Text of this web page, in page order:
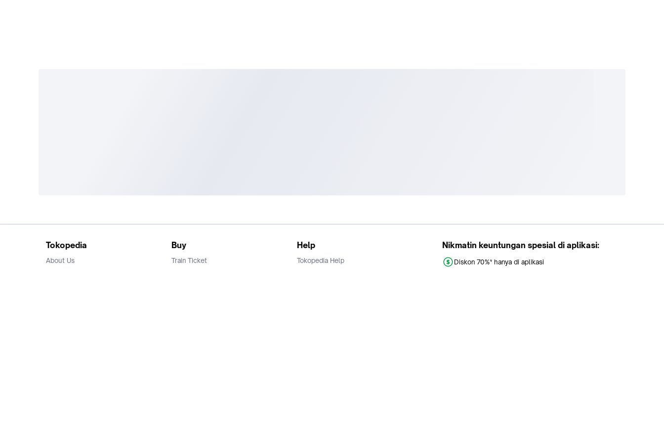
Tokopedia
About Us
Buy
Train Ticket
Help
Tokopedia Help
Nikmatin keuntungan spesial di aplikasi:
Diskon 70%* hanya di aplikasi